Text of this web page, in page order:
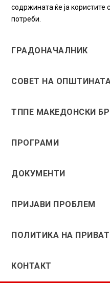
содржината ќе ја
потреби.
ГРАДОНАЧАЛНИК
СОВЕТ НА
ТППЕ МАКЕДОНСКИ
ПРОГРАМИ
ДОКУМЕНТИ
ПРИЈАВИ ПРОБЛЕМ
ПОЛИТИКА НА
КОНТАКТ